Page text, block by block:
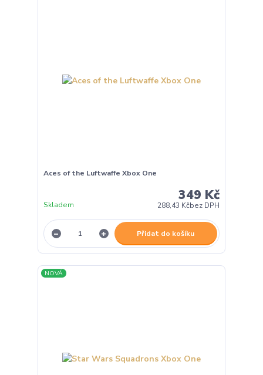
Aces of the Luftwaffe Xbox One
349 Kč
288,43 Kčbez DPH
Skladem
Přidat do košíku
NOVÁ